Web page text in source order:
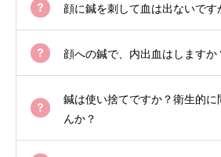
顔に鍼を刺して血は出ないです
顔への鍼で、内出血はしますか
鍼は使い捨てですか？衛生的に
んか？